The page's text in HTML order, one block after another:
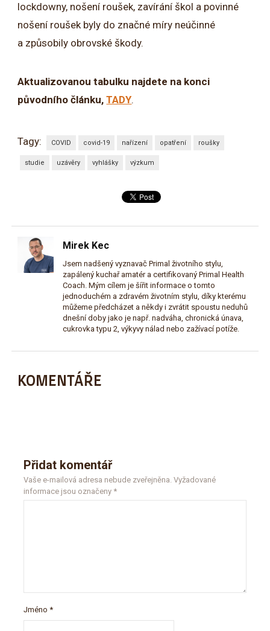
lockdowny, nošení roušek, zavírání škol a povinné
nošení roušek byly do značné míry neúčinné
a způsobily obrovské škody.
Aktualizovanou tabulku najdete na konci
původního článku,TADY.
Tagy: COVID covid-19 nařízení opatření roušky
studie uzávěry vyhlášky výzkum
Mirek Kec
Jsem nadšený vyznavač Primal životního stylu,
zapálený kuchař amatér a certifikovaný Primal Health
Coach. Mým cílem je šířit informace o tomto
jednoduchém a zdravém životním stylu, díky kterému
můžeme předcházet a někdy i zvrátit spoustu neduhů
dnešní doby jako je např. nadváha, chronická únava,
cukrovka typu 2, výkyvy nálad nebo zažívací potíže.
KOMENTÁŘE
Přidat komentář
Vaše e-mailová adresa nebude zveřejněna. Vyžadované
informace jsou označeny *
Jméno*